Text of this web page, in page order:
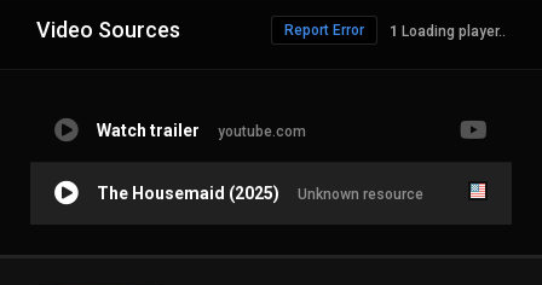
Video Sources Loading player..
Report Error
Watch trailer youtube.com
The Housemaid (2025) Unknown resource